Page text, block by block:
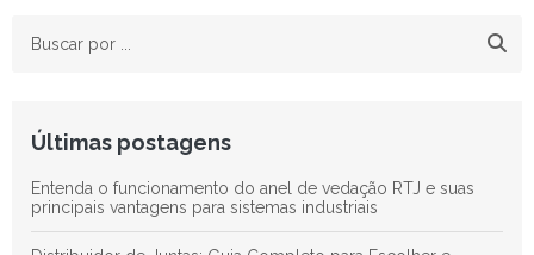
Últimas postagens
Entenda o funcionamento do anel de vedação RTJ e suas
principais vantagens para sistemas industriais